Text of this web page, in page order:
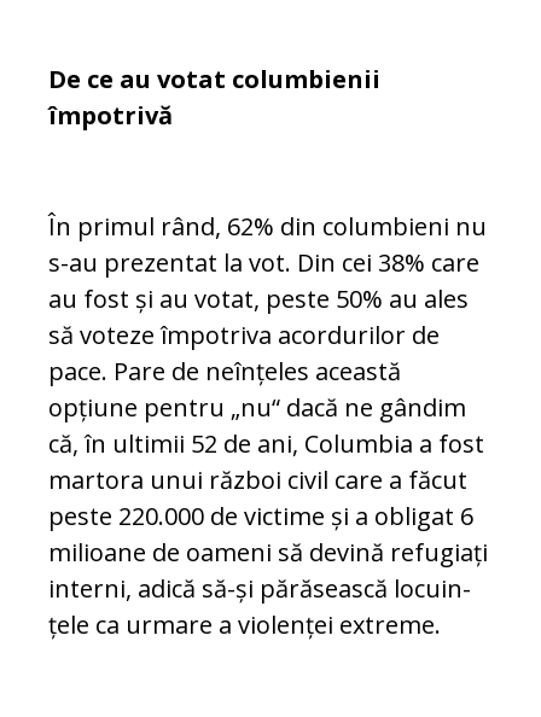
De ce au votat columbienii
împotrivă
În primul rând, 62% din columbieni nu
s-au prezentat la vot. Din cei 38% care
au fost și au votat, peste 50% au ales
să vo­teze împotriva acordurilor de
pace. Pare de neînțeles această
opțiune pentru „nu“ dacă ne gândim
că, în ultimii 52 de ani, Columbia a fost
martora unui război civil care a făcut
peste 220.000 de victime și a obligat 6
milioane de oameni să devină re­fugiați
interni, adică să-și părăsească lo­cuin­
țele ca urmare a violenței extreme.